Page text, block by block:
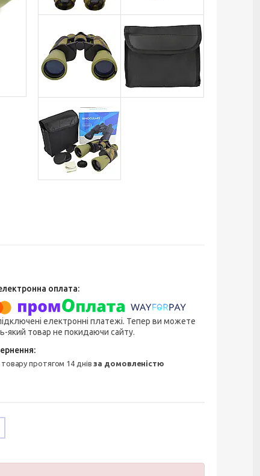
електронні платежі. Тепер ви можете
який товар не покидаючи сайту.
товару протягом 14 днівза домовленістю